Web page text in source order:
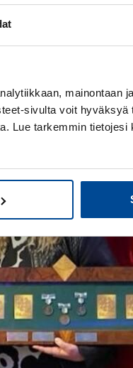
mainontaan
sivulta voit
Lue tarkemmin tietojesi
liittyvästä
huomioidaan.